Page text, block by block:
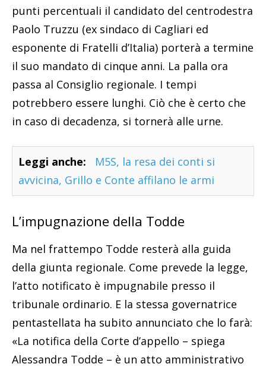
punti percentuali il candidato del centrodestra
Paolo Truzzu (ex sindaco di Cagliari ed
esponente di Fratelli d’Italia) porterà a termine
il suo mandato di cinque anni. La palla ora
passa al Consiglio regionale. I tempi
potrebbero essere lunghi. Ciò che è certo che
in caso di decadenza, si tornerà alle urne.
Leggi anche:
M5S, la resa dei conti si
avvicina, Grillo e Conte affilano le armi
L’impugnazione della Todde
Ma nel frattempo Todde resterà alla guida
della giunta regionale. Come prevede la legge,
l’atto notificato è impugnabile presso il
tribunale ordinario. E la stessa governatrice
pentastellata ha subito annunciato che lo farà:
«La notifica della Corte d’appello – spiega
Alessandra Todde – è un atto amministrativo